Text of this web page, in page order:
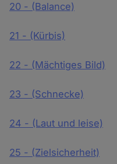
20 - (Balance)
21 - (Kürbis)
22 - (Mächtiges Bild)
23 - (Schnecke)
24 - (Laut und leise)
25 - (Zielsicherheit)